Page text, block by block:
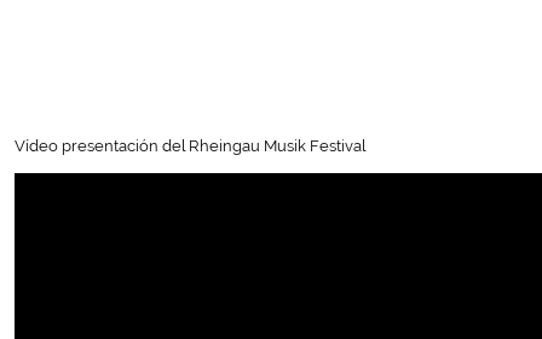
Vídeo presentación del Rheingau Musik Festival